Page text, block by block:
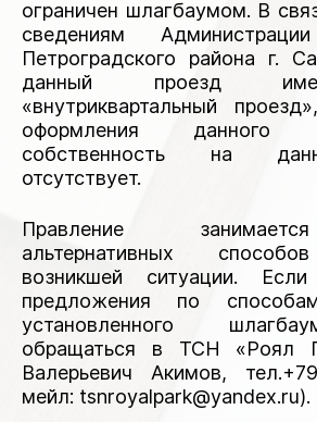
ограничен шлагбаумом. В
сведениям
Петроградского района г.
данный проезд
«внутриквартальный
оформления
собственность на
отсутствует.
Правление
альтернативных
возникшей ситуации.
предложения по
установленного
обращаться в ТСН «Роял
Валерьевич Акимов,
мейл: tsnroyalpark@yandex.ru).